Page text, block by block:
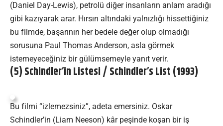
(Daniel Day-Lewis), petrolü diğer insanların anlam aradığı
gibi kazıyarak arar. Hırsın altındaki yalnızlığı hissettiğiniz
bu filmde, başarının her bedele değer olup olmadığı
sorusuna Paul Thomas Anderson, asla görmek
istemeyeceğiniz bir gülümsemeyle yanıt verir.
(5) Schindler’in Listesi / Schindler’s List (1993)
Bu filmi “izlemezsiniz”, adeta emersiniz. Oskar
Schindler’in (Liam Neeson) kâr peşinde koşan bir iş